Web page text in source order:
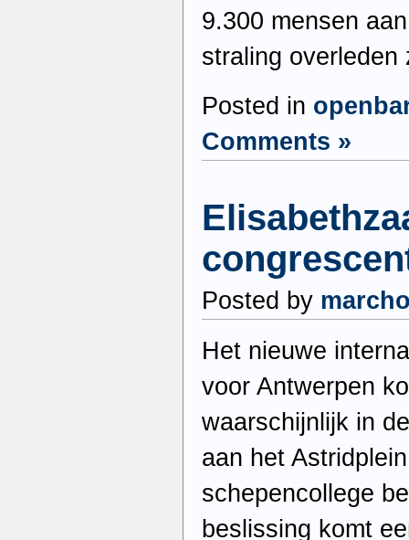
9.300 mensen
straling overleden
Posted in
Comments »
Posted by
Het nieuwe
voor Antwerpen
waarschijnlijk in
aan het
schepencollege
beslissing komt